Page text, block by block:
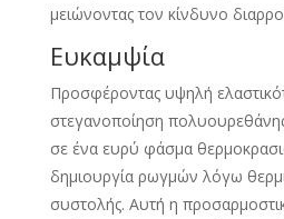
μειώνοντας τον κίνδυνο
Ευκαμψία
Προσφέροντας υψηλή
στεγανοποίηση
σε ένα ευρύ φάσμα
δημιουργία ρωγμών λόγω
συστολής. Αυτή η